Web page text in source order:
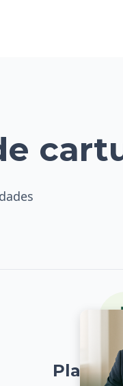
Plan